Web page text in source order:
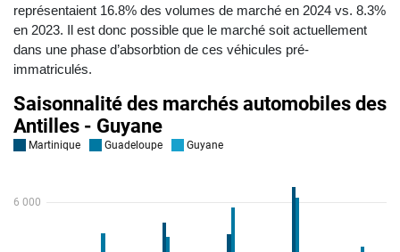
représentaient 16.8% des volumes de marché en 2024 vs. 8.3%
en 2023. Il est donc possible que le marché soit actuellement
dans une phase d’absorbtion de ces véhicules pré-
immatriculés.